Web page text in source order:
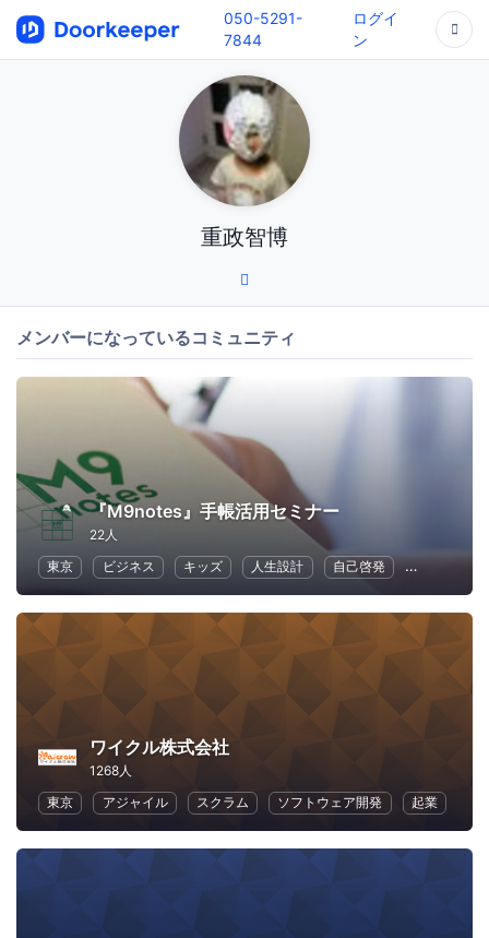
050-5291-
7844
ログイ
ン
重政智博
メンバーになっているコミュニティ
『M9notes』手帳活用セミナー
22人
東京
ビジネス キッズ 人生設計 自己啓発 働くママ
ワイクル株式会社
1268人
東京
アジャイル スクラム ソフトウェア開発 起業